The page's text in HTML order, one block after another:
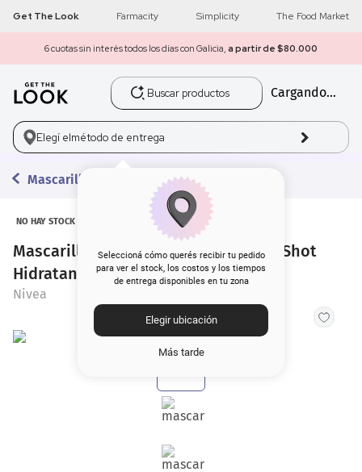
Get The Look Farmacity Simplicity The Food Market
6 cuotas sin interés todos los días con Galicia, a partir de $80.000
Buscar productos
Cargando...
Elegí elmétodo de entrega
Seleccioná cómo querés recibir tu pedido
para ver el stock, los costos y los tiempos
de entrega disponibles en tu zona
Elegir ubicación
Más tarde
Mascarillas
NO HAY STOCK
Mascarilla de Tela Nivea Urban Skin Shot
Hidratante para Todo Tipo de Piel
Nivea
1 get the look
2 máscara pestañas
3.
5. corrector